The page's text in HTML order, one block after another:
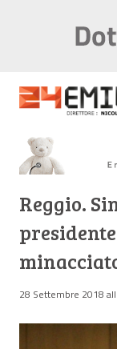
Reggio.
28 Settembre 2018